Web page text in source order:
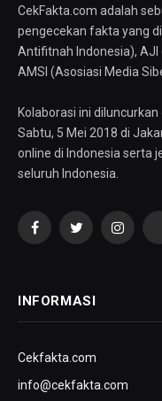
CekFakta.com adalah
pengecekan fakta yang
Antifitnah Indonesia),
AMSI (Asosiasi Media
Kolaborasi ini
Sabtu, 5 Mei 2018 di
online di Indonesia serta
seluruh Indonesia.
FacebookTwitter
INFORMASI
Cekfakta.com
info@cekfakta.com